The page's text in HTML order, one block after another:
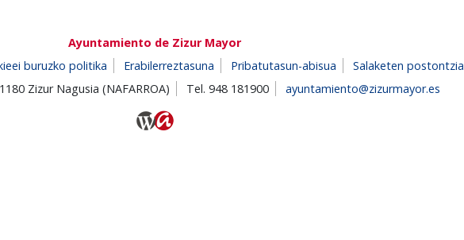
Ayuntamiento de Zizur Mayor
buruzko politika Erabilerreztasuna Pribatutasun-abisua
Salaketen postontzia
Zizur Nagusia (NAFARROA)
Tel. 948 181900 ayuntamiento@zizurmayor.es